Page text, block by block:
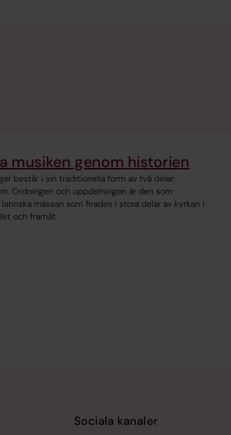
musiken genom historien
består i sin traditionella form av två delar:
Ordningen och uppdelningen är den som
mässan som firades i stora delar av kyrkan i
och framåt.
Sociala kanaler